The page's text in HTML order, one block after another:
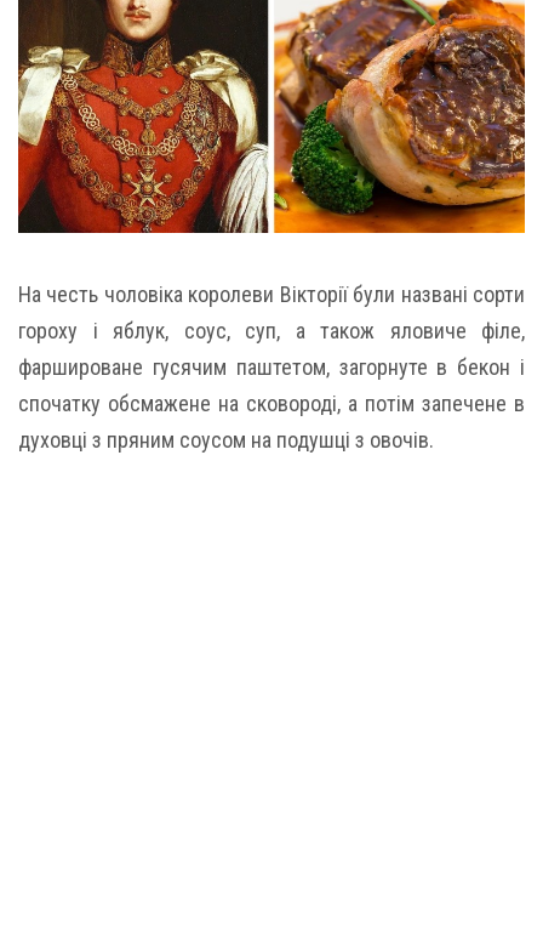
На честь чоловіка королеви Вікторії були названі сорти
гороху і яблук, соус, суп, а також яловиче філе,
фаршироване гусячим паштетом, загорнуте в бекон і
спочатку обсмажене на сковороді, а потім запечене в
духовці з пряним соусом на подушці з овочів.